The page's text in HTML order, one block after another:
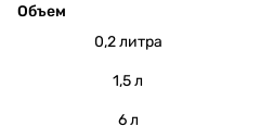
Объем
0,2 литра
1,5 л
6 л